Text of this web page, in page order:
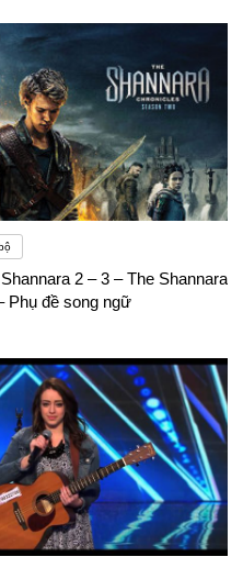
2 – 3 – The Shannara
Phụ đề song ngữ